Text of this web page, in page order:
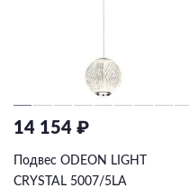
14 154 ₽
Подвес ODEON LIGHT
CRYSTAL 5007/5LA